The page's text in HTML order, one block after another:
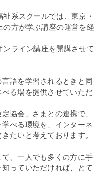
系スクールでは、東京・
方が学ぶ講座の運営を経
ライン講座を開講させて
語を学習されるときと同
る場を提供させていただ
協会」さまとの連携で、
べる環境を、インターネ
たいと考えております。
、一人でも多くの方に手
っていただければ、とて